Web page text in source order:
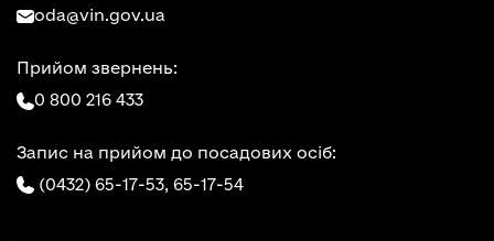
oda@vin.gov.ua
Прийом звернень:
0 800 216 433
Запис на прийом до посадових осіб:
(0432) 65-17-53, 65-17-54